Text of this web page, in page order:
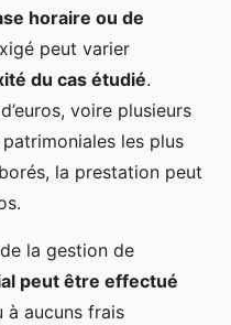
horaire ou de
peut varier
du cas étudié.
voire plusieurs
les plus
la prestation peut
la gestion de
peut être effectué
à aucuns frais